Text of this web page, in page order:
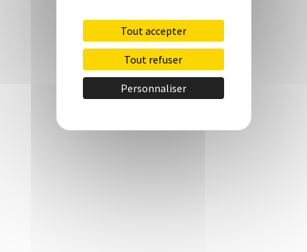
Tout accepter
Tout refuser
Personnaliser